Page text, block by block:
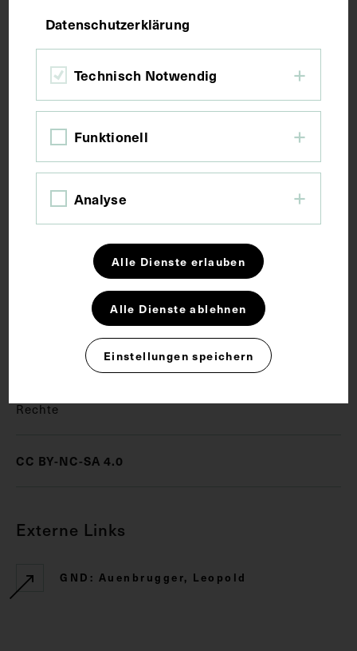
Bildmaß 19,4 x 15,3 cm
Bildmaß inkl. Untergrund 29,8 x 20,7 cm
Kurzbeschreibung
Innere Medizin
Rechte
CC BY-NC-SA 4.0
Externe Links
GND: Auenbrugger, Leopold
Datenschutzerklärung
Technisch Notwendig
Funktionell
Analyse
Alle Dienste erlauben
Alle Dienste ablehnen
Einstellungen speichern